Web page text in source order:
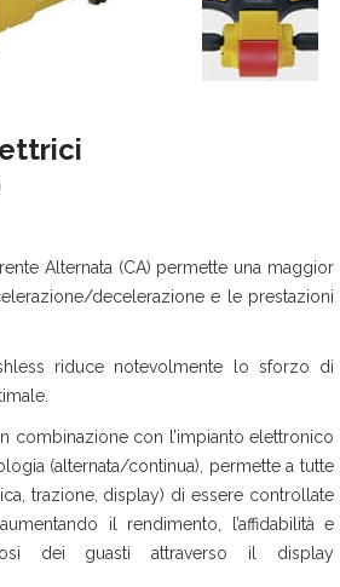
Alternata (CA) permette una maggior
decelerazione e le prestazioni
riduce notevolmente lo sforzo di
combinazione con l’impianto elettronico
(alternata/continua), permette a tutte
trazione, display) di essere controllate
il rendimento, l’affidabilità e
dei guasti attraverso il display